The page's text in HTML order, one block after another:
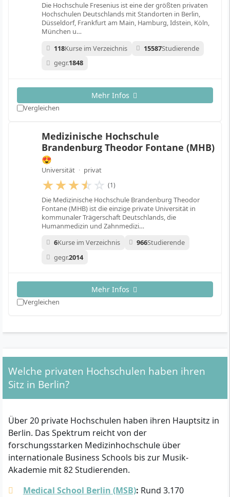
Die Hochschule Fresenius ist eine der größten privaten
Hochschulen Deutschlands mit Standorten in Berlin,
Düsseldorf, Frankfurt am Main, Hamburg, Idstein, Köln,
München u…
118Kurse im Verzeichnis 15587Studierende
gegr.1848
Mehr Infos
Vergleichen
Medizinische Hochschule
Brandenburg Theodor Fontane (MHB)
😍
Universität · privat
★★★☆☆ (1)
Die Medizinische Hochschule Brandenburg Theodor
Fontane (MHB) ist die einzige private Universität in
kommunaler Trägerschaft Deutschlands, die
Humanmedizin und Zahnmedizi…
6Kurse im Verzeichnis 966Studierende
gegr.2014
Mehr Infos
Vergleichen
Welche privaten Hochschulen haben ihren
Sitz in Berlin?
Über 20 private Hochschulen haben ihren Hauptsitz in
Berlin. Das Spektrum reicht von der
forschungsstarken Medizinhochschule über
internationale Business Schools bis zur Musik-
Akademie mit 82 Studierenden.
Medical School Berlin (MSB): Rund 3.170